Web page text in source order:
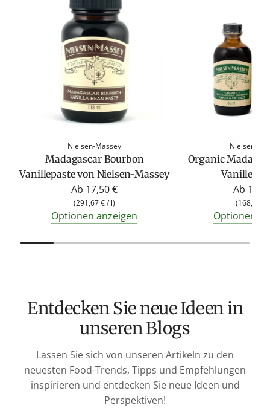
Nielsen-Massey
Madagascar Bourbon
Vanillepaste von Nielsen-Massey
Ab 17,50 €
(291,67 €/ l)
Optionen anzeigen
Nielsen-
Organic
Vanille-
Ab
(168,75 €
Optionen
Entdecken Sie neue Ideen in
unseren Blogs
Lassen Sie sich von unseren Artikeln zu den
neuesten Food-Trends, Tipps und Empfehlungen
inspirieren und entdecken Sie neue Ideen und
Perspektiven!